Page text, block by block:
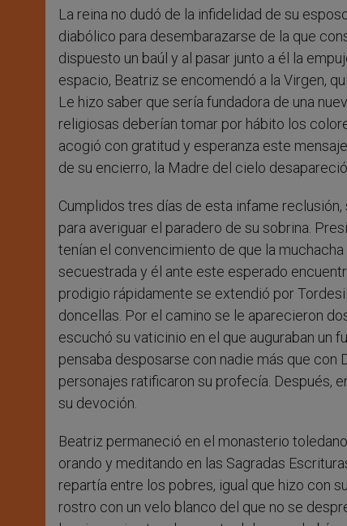
La reina no dudó de la infidelidad de su
diabólico para desembarazarse de la que
dispuesto un baúl y al pasar junto a él la
espacio, Beatriz se encomendó a la Virgen,
Le hizo saber que sería fundadora de una
religiosas deberían tomar por hábito los
acogió con gratitud y esperanza este
de su encierro, la Madre del cielo
Cumplidos tres días de esta infame
para averiguar el paradero de su sobrina.
tenían el convencimiento de que la
secuestrada y él ante este esperado
prodigio rápidamente se extendió por
doncellas. Por el camino se le aparecieron
escuchó su vaticinio en el que auguraban un
pensaba desposarse con nadie más que
personajes ratificaron su profecía. Después,
su devoción.
Beatriz permaneció en el monasterio
orando y meditando en las Sagradas
repartía entre los pobres, igual que hizo con
rostro con un velo blanco del que no se